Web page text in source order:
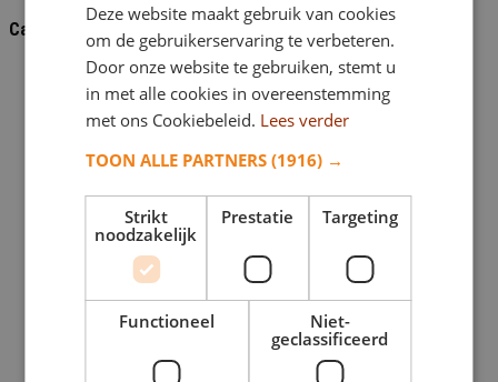
Categorieën
Grafaccessoires
Bronzen foto omlijsting
Keramische foto's
Kleine grafsteen
Glazen grafmonument
Glazen urnen
Deze website maakt gebruik van cookies
om de gebruikerservaring te verbeteren.
Door onze website te gebruiken, stemt u
in met alle cookies in overeenstemming
met ons Cookiebeleid. Lees verder
TOON ALLE PARTNERS(1916) →
Strikt
noodzakelijk
Prestatie Targeting
Functioneel
Niet-
geclassificeerd